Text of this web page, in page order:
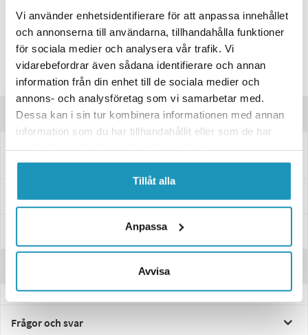
Vi använder enhetsidentifierare för att anpassa innehållet
och annonserna till användarna, tillhandahålla funktioner
för sociala medier och analysera vår trafik. Vi
vidarebefordrar även sådana identifierare och annan
information från din enhet till de sociala medier och
annons- och analysföretag som vi samarbetar med.
Dessa kan i sin tur kombinera informationen med annan
information som du har tillhandahållit eller som de har
Tillåt alla
Anpassa
Avvisa
Leverans- & Returinformation
Spara produkt
Frågor om produkten?
Produktinformation
1st spiralkabel. Med 7polig stickpropp Längd 3 m utdragen. Longlife &
Waterproof.
Specifikationer
Frågor och svar